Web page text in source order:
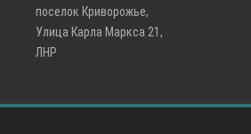
поселок Криворожье,
Улица Карла Маркса 21,
ЛНР